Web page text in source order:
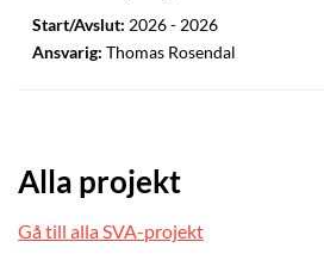
Start/Avslut: 2026 - 2026
Ansvarig: Thomas Rosendal
Alla projekt
Gå till alla SVA-projekt